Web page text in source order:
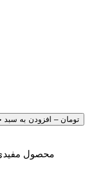
محصول مفیدی